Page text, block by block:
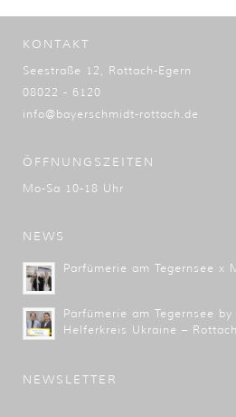
KONTAKT
Seestraße 12, Rottach-Egern
08022 - 6120
info@bayerschmidt-rottach.de
ÖFFNUNGSZEITEN
Mo-Sa 10-18 Uhr
NEWS
Parfümerie am Tegernsee x
Parfümerie am Tegernsee
Helferkreis Ukraine –
NEWSLETTER